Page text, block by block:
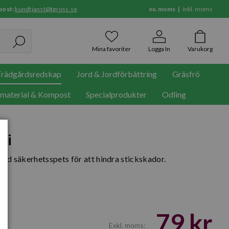
ex. moms inkl. moms
kundtjanst@tgross.se
Varukorg
Logga In
Mina favoriter
Jord & Jordförbättring Gräsfrö
& Kompost Specialprodukter Odling
säkerhetsspets för att hindra stickskador.
Exkl. moms: 79 kr